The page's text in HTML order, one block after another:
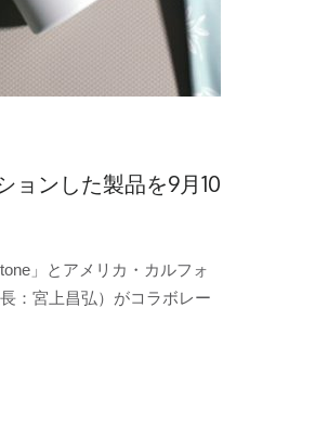
ョンした製品を9月10
」とアメリカ・カルフォ
：宮上昌弘）がコラボレー